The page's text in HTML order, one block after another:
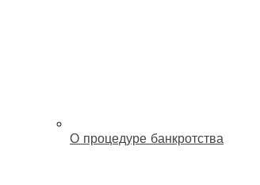
О процедуре банкротства